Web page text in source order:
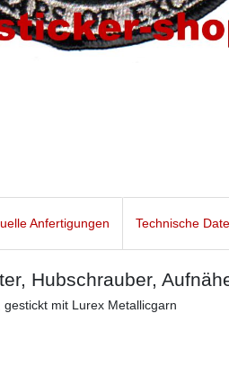
Anfertigungen Technische
Hubschrauber,
mit Lurex Metallicgarn